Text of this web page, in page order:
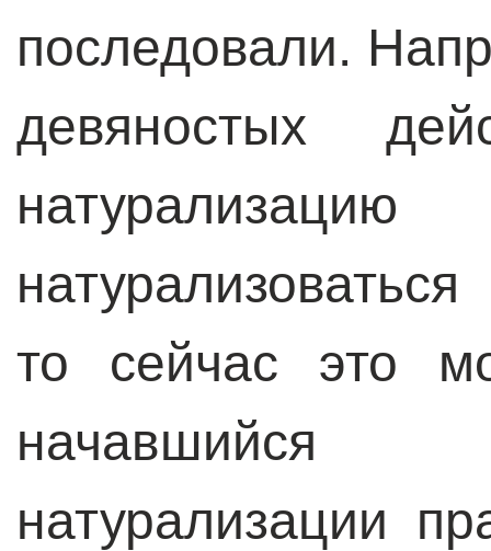
последовали.
девяностых
то сейчас это
натурализации